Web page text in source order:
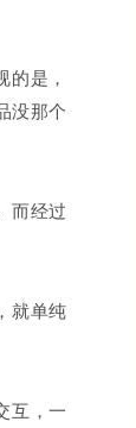
是，
没那个
而经过
就单纯
互，一